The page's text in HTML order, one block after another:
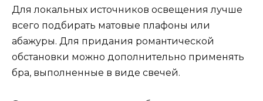
Для локальных источников освещения лучше
всего подбирать матовые плафоны или
абажуры. Для придания романтической
обстановки можно дополнительно применять
бра, выполненные в виде свечей.